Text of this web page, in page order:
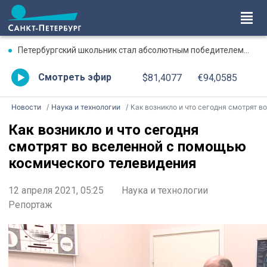
Петербургский школьник стал абсолютным победителем Международной олимпиады по ИИ
Смотреть эфир $81,4077 €94,0585
Новости Наука и технологии Как возникло и что сегодня смотрят во вселенной с помощью космического телевидения
Как возникло и что сегодня
смотрят во вселенной с помощью
космического телевидения
12 апреля 2021, 05:25
Наука и технологии
Репортаж